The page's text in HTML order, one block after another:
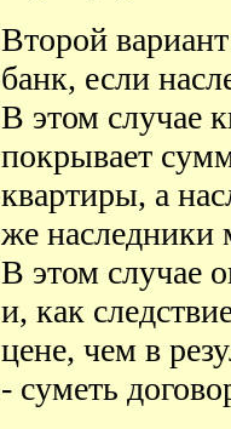
Второй
банк, если
В этом случае
покрывает
квартиры, а
же наследники
В этом случае
и, как
цене, чем в
- суметь